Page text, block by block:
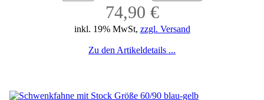
74,90 €
inkl. 19% MwSt, zzgl. Versand
Zu den Artikeldetails ...